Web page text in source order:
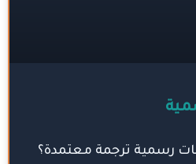
رسمية ترجمة معتمدة؟